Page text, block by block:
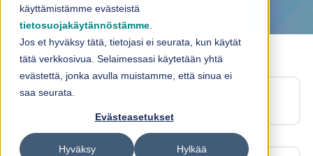
käyttämistämme evästeistä
tietosuojakäytännöstämme
Jos et hyväksy tätä, tietojasi ei seurata, kun käytät
tätä verkkosivua. Selaimessasi käytetään yhtä
evästettä, jonka avulla muistamme, että sinua ei
saa seurata.
Evästeasetukset
Hyväksy Hylkää